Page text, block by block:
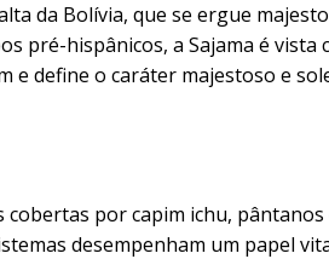
da Bolívia, que se ergue
pré-hispânicos, a Sajama é
define o caráter majestoso e
por capim ichu,
desempenham um papel